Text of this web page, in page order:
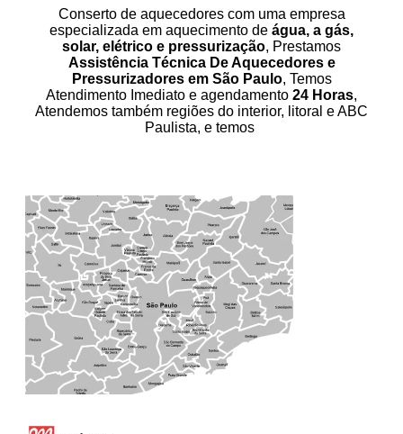
Conserto de aquecedores com uma empresa
especializada em aquecimento de água, a gás,
solar, elétrico e pressurização, Prestamos
Assistência Técnica De Aquecedores e
Pressurizadores em São Paulo, Temos
Atendimento Imediato e agendamento 24 Horas,
Atendemos também regiões do interior, litoral e ABC
Paulista, e temos